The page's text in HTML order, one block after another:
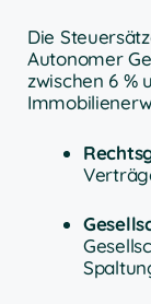
Die
Autonomer
zwischen 6 %